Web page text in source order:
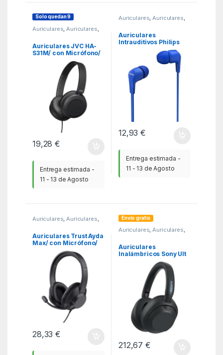
Solo quedan 9
Auriculares Auriculares
Auriculares JVC HA-
S31M/ con Micrófono/
Jack 3.5/ Negros
19,28€
Entrega estimada -
11 - 13 de Agosto
Auriculares Auriculares
Auriculares
Intrauditivos Philips
Micrófono/ Jack 3.5/
12,93€
Entrega estimada -
11 - 13 de Agosto
Auriculares,Auriculares,
Auriculares Trust Ayda
Max/ con Micrófono/
Jack 3.5/ Negros
28,33€
Envío gratis
Auriculares,Auriculares,
Auriculares
Inalámbricos Sony Ult
Wear/ con Micrófono/
Bluetooth/ Negros
212,67€